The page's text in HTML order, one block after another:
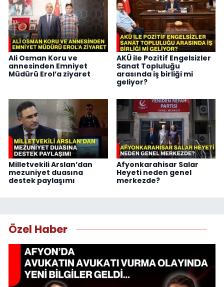
Ali Osman Koru ve
annesinden Emniyet
Müdürü Erol’a ziyaret
AKÜ ile Pozitif Engelsizler
Sanat Topluluğu
arasında iş birliği mi
geliyor?
Milletvekili Arslan’dan
mezuniyet duasına
destek paylaşımı
Afyonkarahisar Salar
Heyeti neden genel
merkezde?
Özel Haber